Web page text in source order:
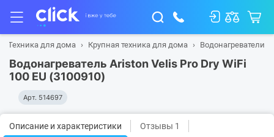
Техника для дома Крупная техника для дома Водонагреватели
Водонагреватель Ariston Velis Pro Dry WiFi
100 EU (3100910)
Арт. 514697
Описание и характеристики Отзывы 1